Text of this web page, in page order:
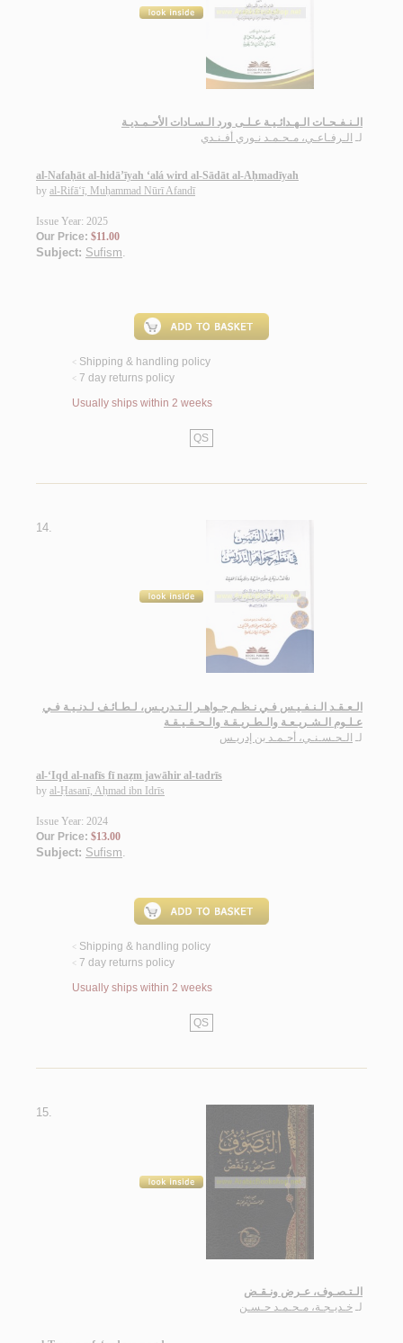
الـنـفـحـات الـهـدائـيـة عـلـى ورد الـسـادات الأحـمـديـة
لـ الـرفـاعـي، مـحـمـد نـوري أفـنـدي
al-Nafaḥāt al-hidā’īyah ‘alá wird al-Sādāt al-Aḥmadīyah
by al-Rifā‘ī, Muḥammad Nūrī Afandī
Issue Year: 2025
Our Price: $11.00
Subject: Sufism.
< Shipping & handling policy
< 7 day returns policy
Usually ships within 2 weeks
QS
14.
الـعـقـد الـنـفـيـس فـي نـظـم جـواهـر الـتـدريـس، لـطـائـف لـدنـيـة فـي
عـلـوم الـشـريـعـة والـطـريـقـة والـحـقـيـقـة
لـ الـحـسـنـي، أحـمـد بن إدريـس
al-‘Iqd al-nafīs fī naẓm jawāhir al-tadrīs
by al-Ḥasanī, Aḥmad ibn Idrīs
Issue Year: 2024
Our Price: $13.00
Subject: Sufism.
< Shipping & handling policy
< 7 day returns policy
Usually ships within 2 weeks
QS
15.
الـتـصـوف، عـرض ونـقـض
لـ خـديـجـة، مـحـمـد حـسـن